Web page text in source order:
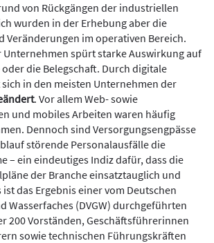
von Rückgängen der industriellen
wurden in der Erhebung aber die
Veränderungen im operativen Bereich.
Unternehmen spürt starke Auswirkung auf
die Belegschaft. Durch digitale
in den meisten Unternehmen der
. Vor allem Web- sowie
und mobiles Arbeiten waren häufig
Dennoch sind Versorgungsengpässe
störende Personalausfälle die
– ein eindeutiges Indiz dafür, dass die
der Branche einsatztauglich und
das Ergebnis einer vom Deutschen
Wasserfaches (DVGW) durchgeführten
200 Vorständen, Geschäftsführerinnen
sowie technischen Führungskräften